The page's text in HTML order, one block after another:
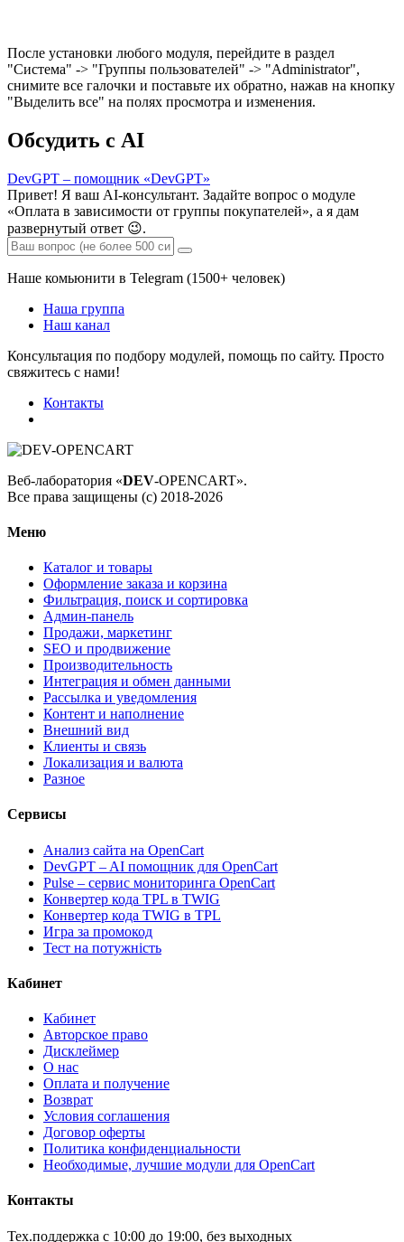
После установки любого модуля, перейдите в раздел
"Система" -> "Группы пользователей" -> "Administrator",
снимите все галочки и поставьте их обратно, нажав на кнопку
"Выделить все" на полях просмотра и изменения.
Обсудить с AI
DevGPT – помощник «DevGPT»
Привет! Я ваш AI-консультант. Задайте вопрос о модуле
«Оплата в зависимости от группы покупателей», а я дам
развернутый ответ 😉.
Наше комьюнити в Telegram (1500+ человек)
Наша группа
Наш канал
Консультация по подбору модулей, помощь по сайту. Просто
свяжитесь с нами!
Контакты
Веб-лаборатория «DEV-OPENCART».
Все права защищены (с) 2018-2026
Меню
Каталог и товары
Оформление заказа и корзина
Фильтрация, поиск и сортировка
Админ-панель
Продажи, маркетинг
SEO и продвижение
Производительность
Интеграция и обмен данными
Рассылка и уведомления
Контент и наполнение
Внешний вид
Клиенты и связь
Локализация и валюта
Разное
Сервисы
Анализ сайта на OpenCart
DevGPT – AI помощник для OpenCart
Pulse – сервис мониторинга OpenCart
Конвертер кода TPL в TWIG
Конвертер кода TWIG в TPL
Игра за промокод
Тест на потужність
Кабинет
Кабинет
Авторское право
Дисклеймер
О нас
Оплата и получение
Возврат
Условия соглашения
Договор оферты
Политика конфиденциальности
Необходимые, лучшие модули для OpenCart
Контакты
Тех.поддержка с 10:00 до 19:00, без выходных